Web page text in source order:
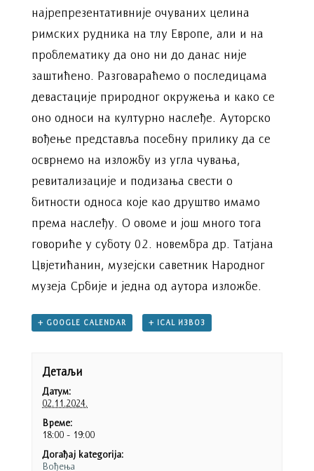
најрепрезентативније очуваних целина
римских рудника на тлу Европе, али и на
проблематику да оно ни до данас није
заштићено. Разговараћемо о последицама
девастације природног окружења и како се
оно односи на културно наслеђе. Ауторско
вођење представља посебну прилику да се
осврнемо на изложбу из угла чувања,
ревитализације и подизања свести о
битности односа које као друштво имамо
према наслеђу. О овоме и још много тога
говориће у суботу 02. новембра др. Татјана
Цвјетићанин, музејски саветник Народног
музеја Србије и једна од аутора изложбе.
+ GOOGLE CALENDAR + ICAL ИЗВОЗ
Детаљи
Датум:
02.11.2024.
Време:
18:00 - 19:00
Догађај kategorija:
Вођења